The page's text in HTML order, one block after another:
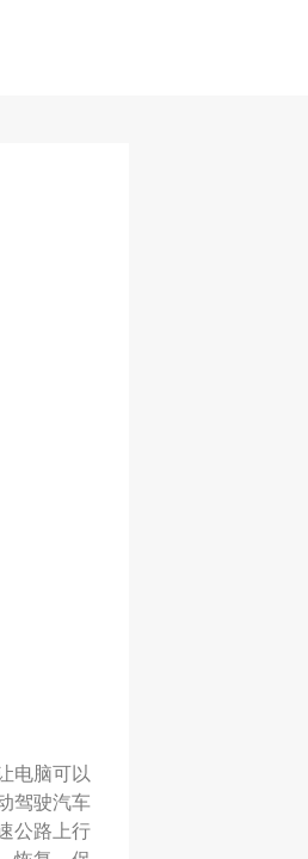
电脑可以
驾驶汽车
公路上行